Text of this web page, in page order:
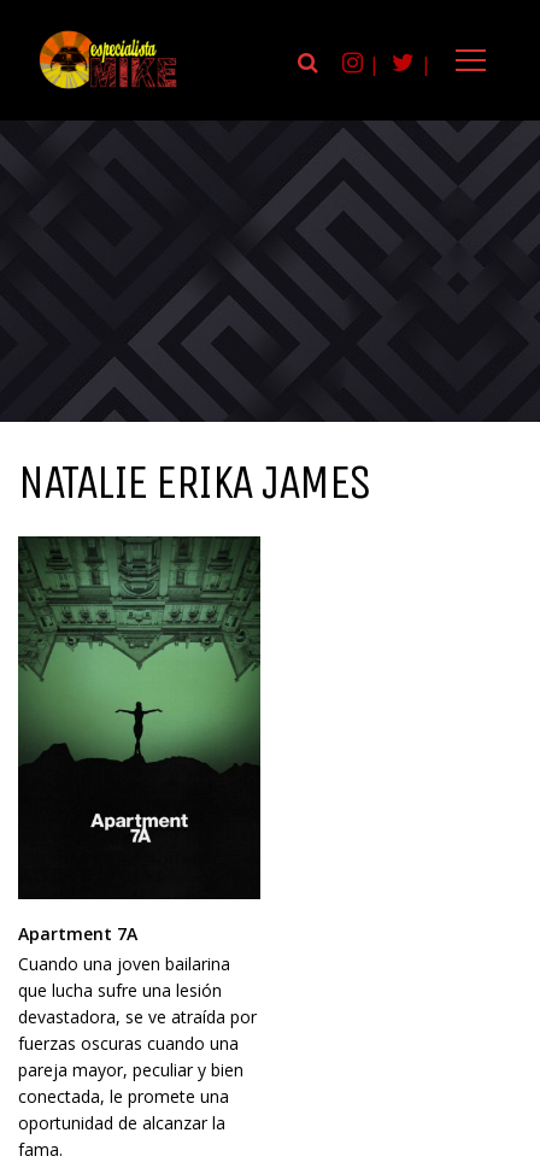
| |
NATALIE ERIKA JAMES
Apartment 7A
Cuando una joven bailarina
que lucha sufre una lesión
devastadora, se ve atraída por
fuerzas oscuras cuando una
pareja mayor, peculiar y bien
conectada, le promete una
oportunidad de alcanzar la
fama.